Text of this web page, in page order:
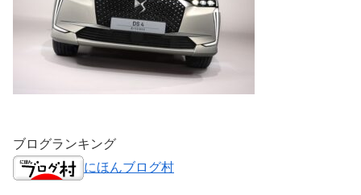
ブログランキング
にほんブログ村